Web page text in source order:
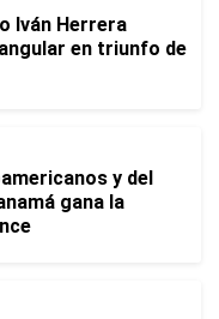
Iván Herrera
en triunfo de
y del
gana la